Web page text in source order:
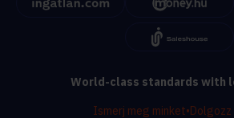
World-class standards with
Ismerj meg minket•Dolgozz